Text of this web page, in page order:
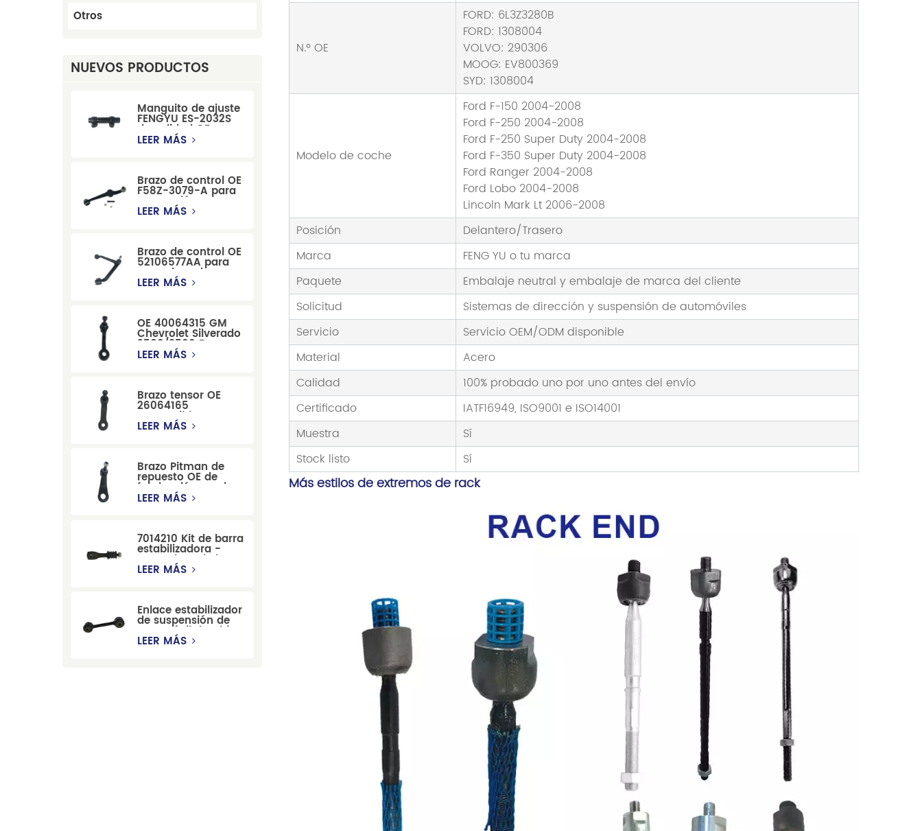
Otros
NUEVOS PRODUCTOS
Manguito de ajuste
FENGYU ES-2032S
de calidad OE para
Mercury, Pontiac,
LEER MÁS
Brazo de control OE
F58Z-3079-A para
suspensión
delantera de Ford
LEER MÁS
Brazo de control OE
52106577AA para
reemplazo de
suspensión de
Durango
LEER MÁS
OE 40064315 GM
Chevrolet Silverado
2500/3500 Brazo
tensor para una
LEER MÁS
Brazo tensor OE
26064165
compatible con
modelos Cadillac
LEER MÁS
Brazo Pitman de
repuesto OE de
fabricación precisa
12479051, fabricado
Cadillac, Chevrolet
y Hummer.
LEER MÁS
7014210 Kit de barra
estabilizadora -
Reemplazo de barra
estabilizadora de
LEER MÁS
Enlace estabilizador
de suspensión de
automóvil de China
para Chevrolet
LEER MÁS
N.º OE
FORD: 6L3Z3280B
FORD: 1308004
VOLVO: 290306
MOOG: EV800369
SYD: 1308004
Modelo de coche
Ford F-150 2004-2008
Ford F-250 2004-2008
Ford F-250 Super Duty 2004-2008
Ford F-350 Super Duty 2004-2008
Ford Ranger 2004-2008
Ford Lobo 2004-2008
Lincoln Mark Lt 2006-2008
Posición
Delantero/Trasero
Marca
FENG YU o tu marca
Paquete
Embalaje neutral y embalaje de marca del cliente
Solicitud
Sistemas de dirección y suspensión de automóviles
Servicio
Servicio OEM/ODM disponible
Material
Acero
Calidad
100% probado uno por uno antes del envío
Certificado
IATF16949, ISO9001 e ISO14001
Muestra
Sí
Stock listo
Sí
Más estilos de extremos de rack